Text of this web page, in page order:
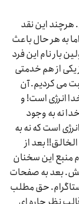
هرچند این نقد
به هر حال باعث
بار نام این فرد
از هم خدمتی
می کردیم. آن
انرژی است! و
نه به وجود
است که نه به
بعد از
این سخنان
بعد به صفحات
حق مطلب